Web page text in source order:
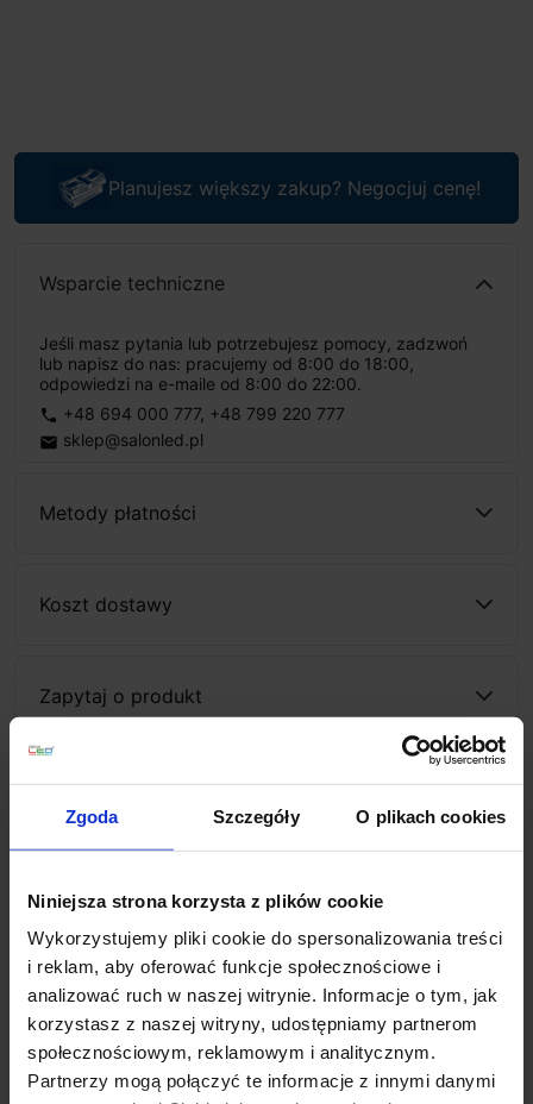
Zgoda Szczegóły O plikach cookies
Niniejsza strona korzysta z plików cookie
Wykorzystujemy pliki cookie do spersonalizowania treści
i reklam, aby oferować funkcje społecznościowe i
analizować ruch w naszej witrynie. Informacje o tym, jak
korzystasz z naszej witryny, udostępniamy partnerom
społecznościowym, reklamowym i analitycznym.
Partnerzy mogą połączyć te informacje z innymi danymi
Planujesz większy zakup? Negocjuj cenę!
Wsparcie techniczne
Jeśli masz pytania lub potrzebujesz pomocy, zadzwoń
lub napisz do nas: pracujemy od 8:00 do 18:00,
odpowiedzi na e-maile od 8:00 do 22:00.
phone +48 694 000 777, +48 799 220 777
email sklep@salonled.pl
Metody płatności
Koszt dostawy
Zapytaj o produkt
Paulmann Plug&Shine MicroPen II 936.94
uzupełniający do wbudowania. Składa się z 5 opraw i
kabla. Komplet wykonany jest ze stali szlachetnej, w
kolorze srebrnym. Źródłem światła jest wbudowany do
każdej oprawy moduł LED o mocy 0,22W i kącie
świecenia 22 0. Klasa szczelności wynosi IP65, dzięki
czemu oprawa jest całkowicie odporna na warunki
atmosferyczne. Nadaje się do tarasów drewnianych i